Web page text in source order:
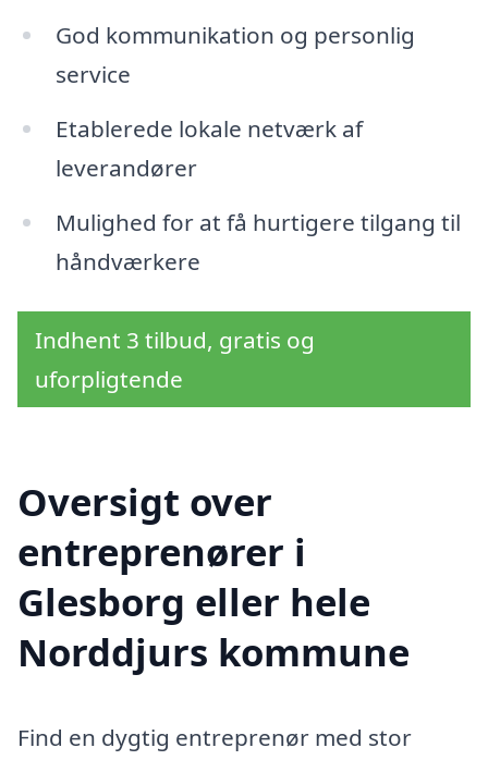
God kommunikation og personlig
service
Etablerede lokale netværk af
leverandører
Mulighed for at få hurtigere tilgang til
håndværkere
Indhent 3 tilbud, gratis og
uforpligtende
Oversigt over
entreprenører i
Glesborg eller hele
Norddjurs kommune
Find en dygtig entreprenør med stor